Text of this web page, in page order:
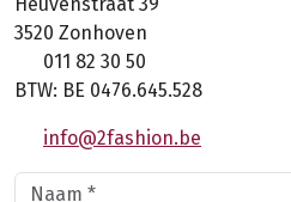
3520 Zonhoven
011 82 30 50
BTW: BE 0476.645.528
info@2fashion.be